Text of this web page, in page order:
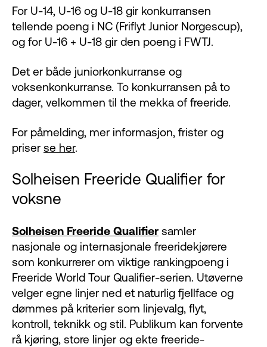
For U-14, U-16 og U-18 gir konkurransen
tellende poeng i NC (Friflyt Junior Norgescup),
og for U-16 + U-18 gir den poeng i FWTJ.
Det er både juniorkonkurranse og
voksenkonkurranse. To konkurransen på to
dager, velkommen til the mekka of freeride.
For påmelding, mer informasjon, frister og
priser se her.
Solheisen Freeride Qualifier for
voksne
Solheisen Freeride Qualifier samler
nasjonale og internasjonale freeridekjørere
som konkurrerer om viktige rankingpoeng i
Freeride World Tour Qualifier-serien. Utøverne
velger egne linjer ned et naturlig fjellface og
dømmes på kriterier som linjevalg, flyt,
kontroll, teknikk og stil. Publikum kan forvente
rå kjøring, store linjer og ekte freeride-